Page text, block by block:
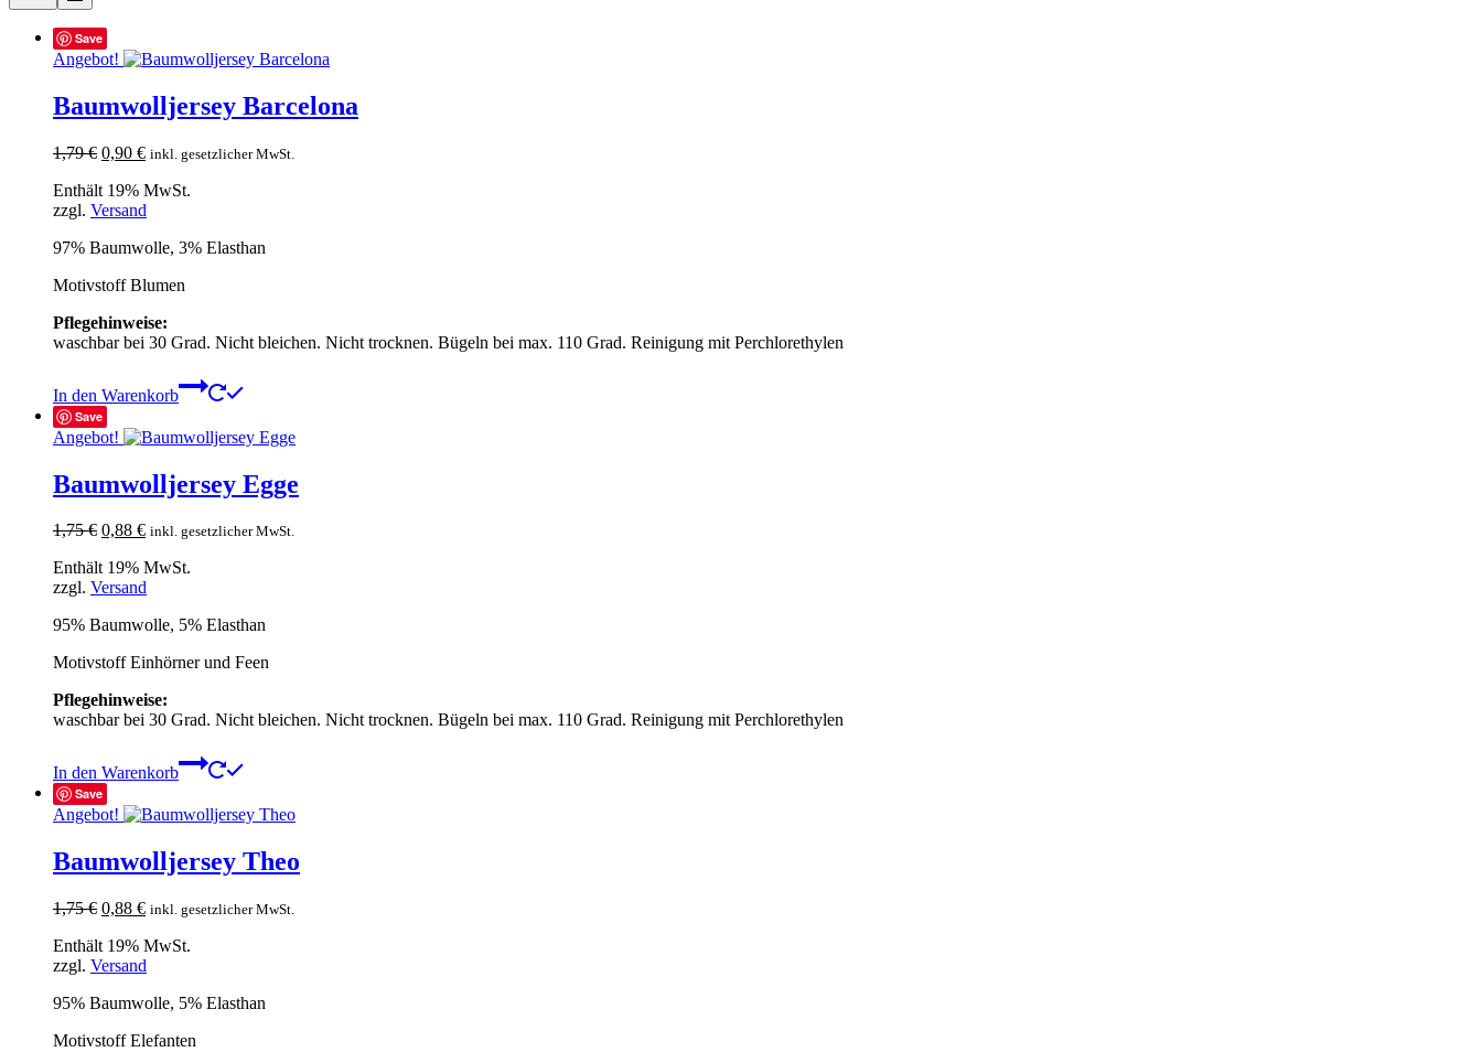
Save
Angebot!
Baumwolljersey Barcelona
1,79€ Ursprünglicher
war:
1,79 €
0,90 €Aktueller
ist:
0,90 €.
inkl. gesetzlicher MwSt.
Enthält 19% MwSt.
zzgl. Versand
97% Baumwolle, 3% Elasthan
Motivstoff Blumen
Pflegehinweise:
waschbar bei 30 Grad. Nicht bleichen. Nicht trocknen. Bügeln bei max. 110 Grad. Reinigung mit Perchlorethylen
In den Warenkorb
Save
Angebot!
Baumwolljersey Egge
1,75€ Ursprünglicher
war:
1,75 €
0,88 €Aktueller
ist:
0,88 €.
inkl. gesetzlicher MwSt.
Enthält 19% MwSt.
zzgl. Versand
95% Baumwolle, 5% Elasthan
Motivstoff Einhörner und Feen
Pflegehinweise:
waschbar bei 30 Grad. Nicht bleichen. Nicht trocknen. Bügeln bei max. 110 Grad. Reinigung mit Perchlorethylen
In den Warenkorb
Save
Angebot!
Baumwolljersey Theo
1,75€ Ursprünglicher
war:
1,75 €
0,88 €Aktueller
ist:
0,88 €.
inkl. gesetzlicher MwSt.
Enthält 19% MwSt.
zzgl. Versand
95% Baumwolle, 5% Elasthan
Motivstoff Elefanten